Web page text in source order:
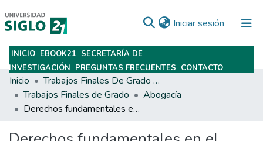
Iniciar sesión (current)
Subir
INICIO EBOOK21 SECRETARÍA DE
INVESTIGACIÓN PREGUNTAS FRECUENTES CONTACTO
Inicio
Trabajos Finales De Grado Y Posgrado
Trabajos Finales de Grado
Abogacía
Derechos fundamentales en el mundo del trabajo